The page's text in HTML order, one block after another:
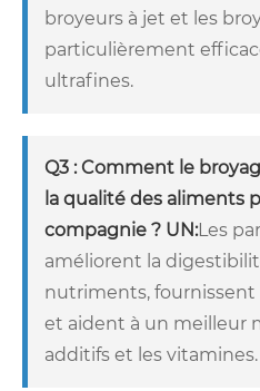
broyeurs à jet et les
particulièrement
ultrafines.
Q3 : Comment le
la qualité des aliments
compagnie ? UN:Les
améliorent la
nutriments,
et aident à un meilleur
additifs et les vitamines.